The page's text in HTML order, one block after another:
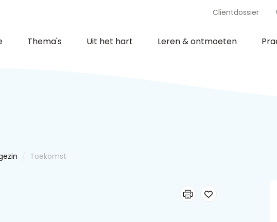
Clientdossier
Thema's Uit het hart Leren & ontmoeten
Toekomst